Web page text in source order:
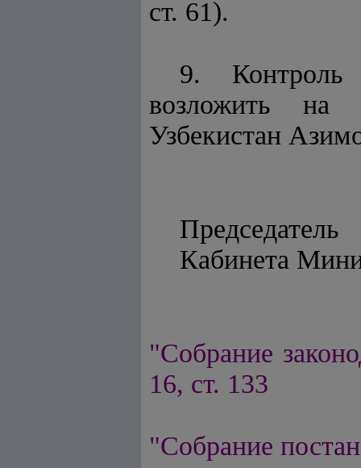
ст. 61).
9. Контроль
возложить на
Узбекистан
Председатель
"Собрание
16, ст. 133
"Собрание